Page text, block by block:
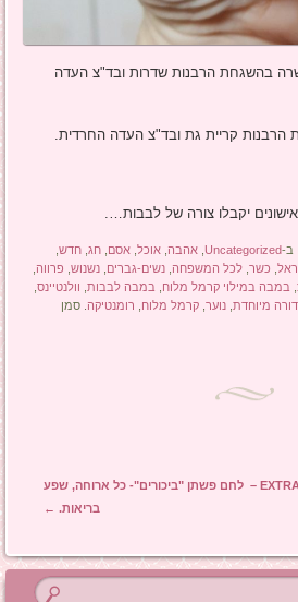
בהשגחת הרבנות שדרות ובד"צ העדה
קריית גת ובד"צ העדה החרדית.
יקבלו צורה של לבבות….
Uncategorized
,אהבה ,אוכל ,אסם ,חג ,חדש
כשר ,לכל המשפחה ,נשים-גברים ,נשנוש פרווה
במבה במילוי קרמל מלוח במבה לבבות וולנטיינס
מיוחדת ,נוער ,קרמל מלוח רומנטיקה . סמן
"תבליני מימון" מציגים – EXTRA – לחם פשתן "ביכורים"- כל ארוחה, שפע
בריאות. ←